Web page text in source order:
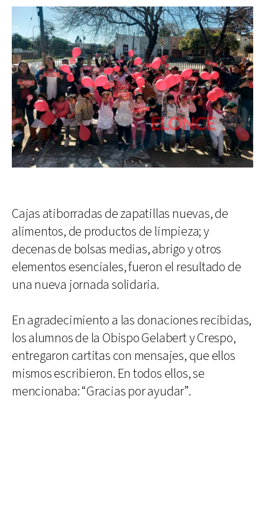
Cajas atiborradas de zapatillas nuevas, de
alimentos, de productos de limpieza; y
decenas de bolsas medias, abrigo y otros
elementos esenciales, fueron el resultado de
una nueva jornada solidaria.
En agradecimiento a las donaciones recibidas,
los alumnos de la Obispo Gelabert y Crespo,
entregaron cartitas con mensajes, que ellos
mismos escribieron. En todos ellos, se
mencionaba: “Gracias por ayudar”.